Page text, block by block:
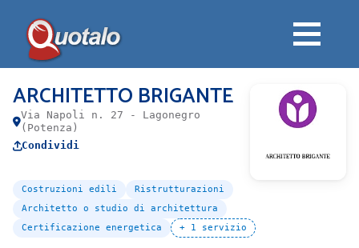
ARCHITETTO BRIGANTE
Via Napoli n. 27 - Lagonegro
(Potenza)
Condividi
Costruzioni edili
Ristrutturazioni
Architetto o studio di architettura
Certificazione energetica
+ 1 servizio